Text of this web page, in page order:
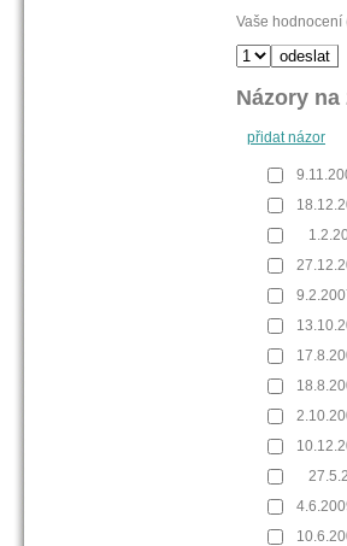
Vaše hodnocení
Názory
přidat názor